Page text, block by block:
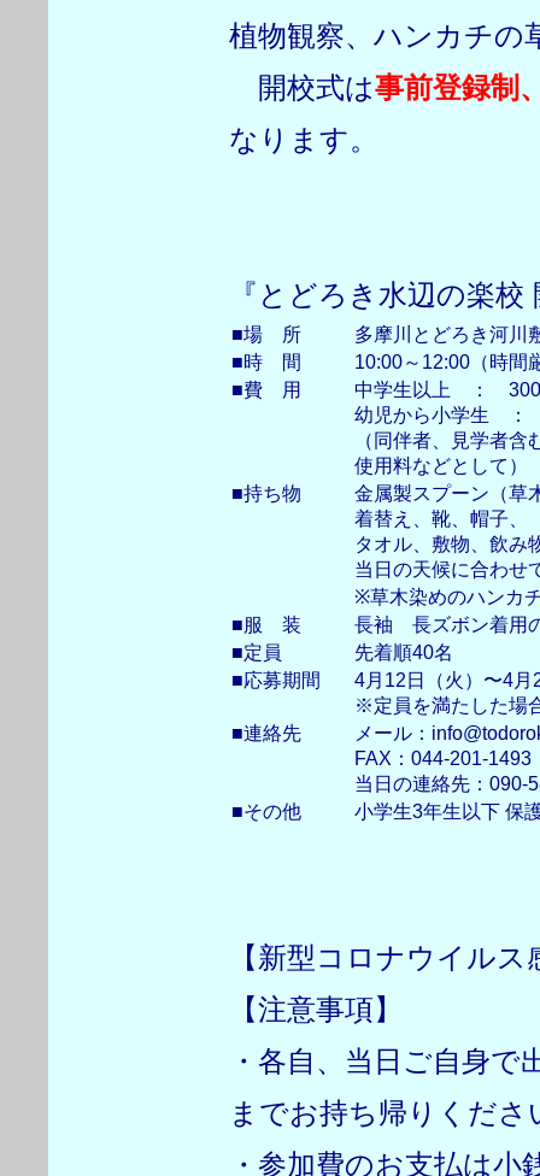
植物観察、ハンカチの
開校式は事前登録制
なります。
『とどろき水辺の楽校
■場 所
多摩川とどろき河川
■時 間
10:00～12:00（時間
■費 用
中学生以上 ：
幼児から小学生 ：
（同伴者、見学者
使用料などとして）
■持ち物
金属製スプーン（草
着替え、靴、帽子、
タオル、敷物、飲み
当日の天候に合わせ
※草木染めのハンカ
■服 装
長袖 長ズボン着用
■定員
先着順40名
■応募期間
4月12日（火）〜4月
※定員を満たした場
■連絡先
メール：
FAX：044-201-1493
当日の連絡先：090-
■その他
小学生3年生以下 保
【新型コロナウイル
【注意事項】
・各自、当日ご自身
までお持ち帰りくださ
・参加費のお支払は